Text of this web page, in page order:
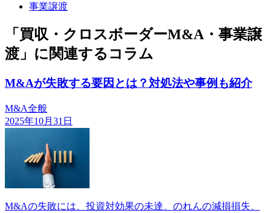
事業譲渡
「買収・クロスボーダーM&A・事業譲
渡」に関連するコラム
M&Aが失敗する要因とは？対処法や事例も紹介
M&A全般
2025年10月31日
M&Aの失敗には、投資対効果の未達、のれんの減損損失、